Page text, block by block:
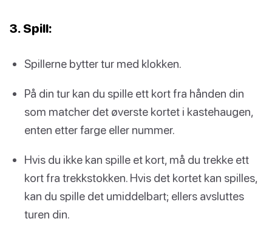
3. Spill:
Spillerne bytter tur med klokken.
På din tur kan du spille ett kort fra hånden din
som matcher det øverste kortet i kastehaugen,
enten etter farge eller nummer.
Hvis du ikke kan spille et kort, må du trekke ett
kort fra trekkstokken. Hvis det kortet kan spilles,
kan du spille det umiddelbart; ellers avsluttes
turen din.